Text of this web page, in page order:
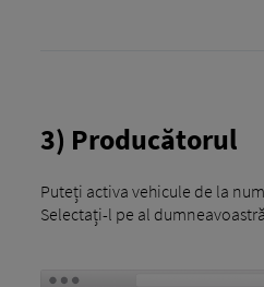
3) Producătorul
Puteți activa vehicule de la
Selectați-l pe al